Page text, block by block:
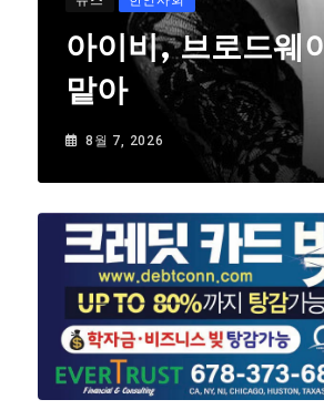
아이비, 브로드웨
맡아
8월 7, 2026